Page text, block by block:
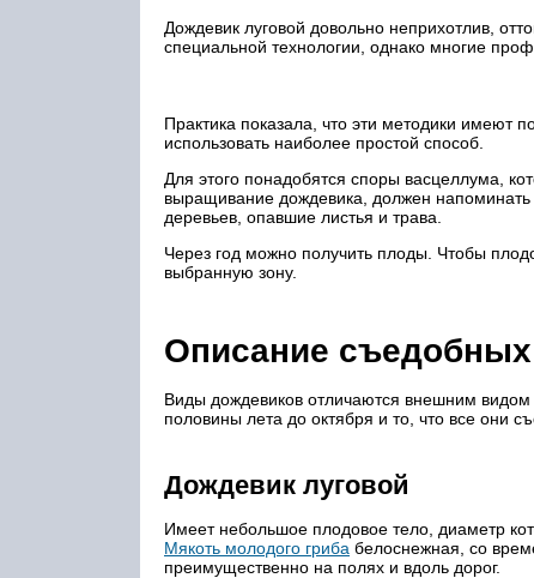
Дождевик луговой довольно неприхотлив,
специальной технологии, однако многие
Практика показала, что эти методики имеют
использовать наиболее простой способ.
Для этого понадобятся споры васцеллума,
выращивание дождевика, должен напоминать
деревьев, опавшие листья и трава.
Через год можно получить плоды. Чтобы
выбранную зону.
Описание
Виды дождевиков отличаются внешним
половины лета до октября и то, что все они
Дождевик луговой
Имеет небольшое плодовое тело, диаметр
Мякоть молодого гриба белоснежная, со
преимущественно на полях и вдоль дорог.